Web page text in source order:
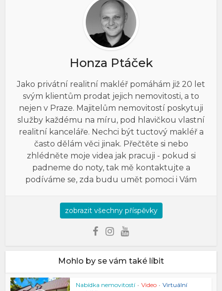
Honza Ptáček
Jako privátní realitní makléř pomáhám již 20 let
svým klientům prodat jejich nemovitosti, a to
nejen v Praze. Majitelům nemovitostí poskytuji
služby každému na míru, pod hlavičkou vlastní
realitní kanceláře. Nechci být tuctový makléř a
často dělám věci jinak. Přečtěte si nebo
zhlédněte moje videa jak pracuji - pokud si
padneme do noty, tak mě kontaktujte a
podíváme se, zda budu umět pomoci i Vám
zobrazit všechny příspěvky
Mohlo by se vám také líbit
Nabídka nemovitostí • Video • Virtuální